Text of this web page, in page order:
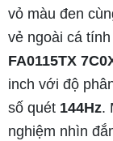
vỏ màu đen
vẻ ngoài cá
FA0115TX
inch với độ
số quét 144Hz.
nghiệm nhìn